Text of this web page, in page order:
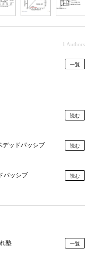
1 Authors
一覧
読む
デッドパッシブ 読む
パッシブ 読む
塾 一覧